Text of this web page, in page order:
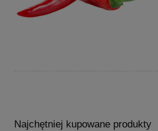
Najchętniej kupowane produkty